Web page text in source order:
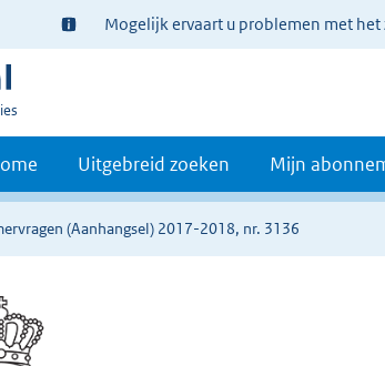
Ter
informatie:
Mogelijk ervaart u problemen met het
Uitgebreid zoeken Mijn
(Aanhangsel) 2017-2018, nr. 3136